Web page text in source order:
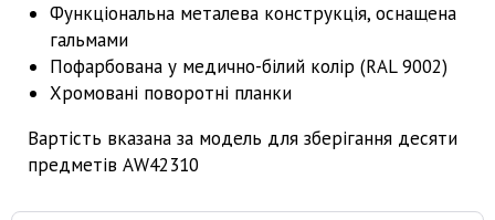
Функціональна металева конструкція, оснащена
гальмами
Пофарбована у медично-білий колір (RAL 9002)
Хромовані поворотні планки
Вартість вказана за модель для зберігання десяти
предметів AW42310